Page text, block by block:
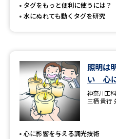
Ｑ＆Ａ よくあるご質問
お支払いサイト
特定商取引表記
タグをもっと便利に使うには？
水にぬれても動くタグを研究
照明は
い 心
神奈川工
三栖 貴行
心に影響を与える調光技術